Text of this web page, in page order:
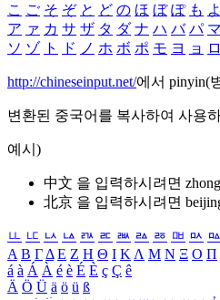
こ ご そ ぞ と ど の ほ ぼ ぽ も よ
ア ァ カ サ ザ タ ダ ナ ハ バ パ マ
ソ ゾ ト ド ノ ホ ボ ポ モ ヨ ョ ロ
http://chineseinput.net/에서 pinyin(
변환된 중국어를 복사하여 사용
예시)
中文 을 입력하시려면
北京 을 입력하시려면
ㅥ ㅦ ㅧ ㅨ ㅩ ㅪ ㅫ ㅬ ㅭ ㅮ ㅯ ㅰ
Α Β ΓΔ Ε Ζ Η Θ Ι ΚΛ Μ Ν Ξ Ο Π
á à Á À é è É È ç Ç ê
Ä Ö Ü ä ö ü ß